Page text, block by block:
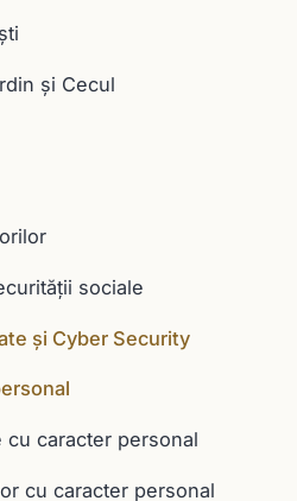
și Cecul
sociale
și Cyber Security
cu caracter personal
cu caracter personal